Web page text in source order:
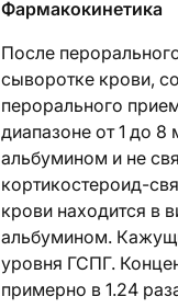
Фармакокинетика
После
сыворотке крови,
перорального
диапазоне от 1 до
альбумином и не
кортикостероид-
крови находится в
альбумином.
уровня ГСПГ.
примерно в 1.24